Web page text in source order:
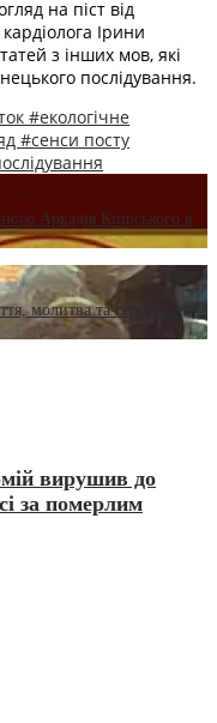
на піст від
Ірини
з інших мов, які
послідування.
#екологічне
#сенси посту
Аркадія Кіпрського в
молитва та героїчна
вирушив до
за померлим